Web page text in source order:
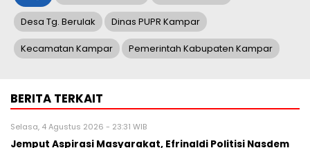
Desa Tg. Berulak Dinas PUPR Kampar
Kecamatan Kampar Pemerintah Kabupaten Kampar
BERITA TERKAIT
Selasa, 4 Agustus 2026 - 23:31 WIB
Jemput Aspirasi Masyarakat, Efrinaldi Politisi Nasdem